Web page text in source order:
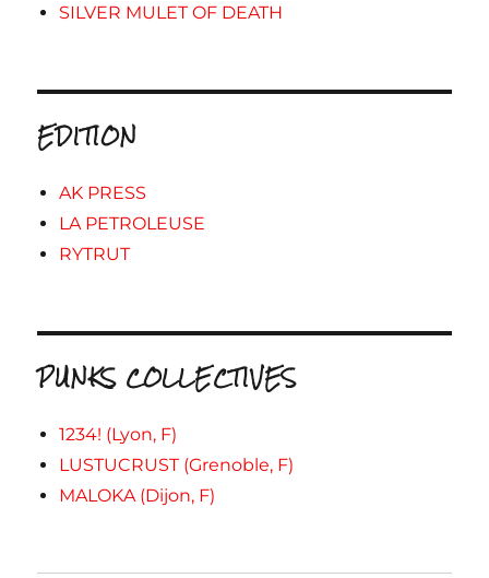
SILVER MULET OF DEATH
EDITION
AK PRESS
LA PETROLEUSE
RYTRUT
PUNKS COLLECTIVES
1234! (Lyon, F)
LUSTUCRUST (Grenoble, F)
MALOKA (Dijon, F)